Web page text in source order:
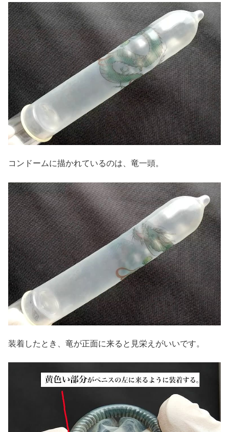
コンドームに描かれているのは、竜一頭。
装着したとき、竜が正面に来ると見栄えがいいです。